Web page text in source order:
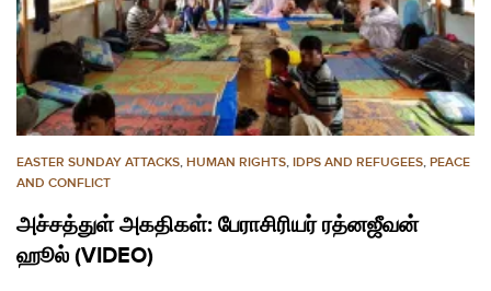
EASTER SUNDAY ATTACKS, HUMAN RIGHTS, IDPS AND REFUGEES, PEACE
AND CONFLICT
அச்சத்துள் அகதிகள்: பேராசிரியர் ரத்னஜீவன்
ஹூல் (VIDEO)